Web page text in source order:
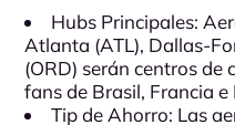
Hubs Principales:
Atlanta (ATL), Dallas-
(ORD) serán centros de
fans de Brasil, Francia e
Tip de Ahorro: Las